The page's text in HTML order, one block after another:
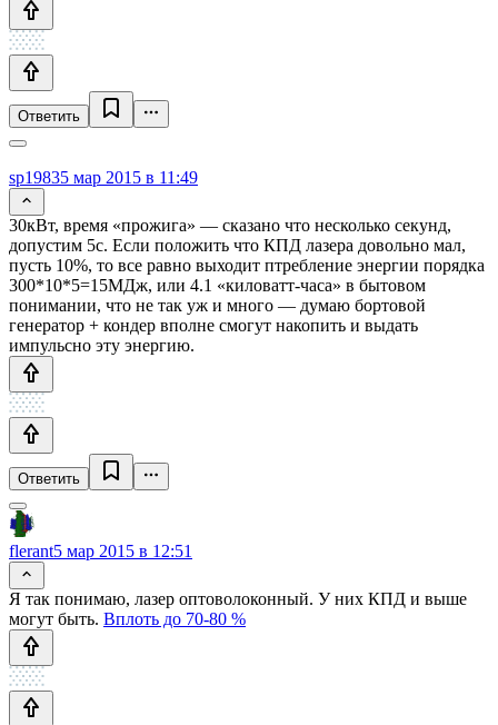
Ответить
sp19835 мар 2015 в 11:49
30кВт, время «прожига» — сказано что несколько секунд,
допустим 5с. Если положить что КПД лазера довольно мал,
пусть 10%, то все равно выходит птребление энергии порядка
300*10*5=15МДж, или 4.1 «киловатт-часа» в бытовом
понимании, что не так уж и много — думаю бортовой
генератор + кондер вполне смогут накопить и выдать
импульсно эту энергию.
Ответить
flerant5 мар 2015 в 12:51
Я так понимаю, лазер оптоволоконный. У них КПД и выше
могут быть. Вплоть до 70-80 %